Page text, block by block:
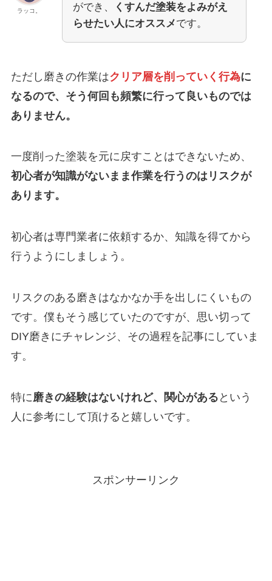
ラッコ。
ができ、
くすんだ塗装をよみがえ
らせたい人にオススメです。
ただし磨きの作業はクリア層を削っていく行為に
なるので、そう何回も頻繁に行って良いものでは
ありません。
一度削った塗装を元に戻すことはできないため、
初心者が知識がないまま作業を行うのはリスクが
あります。
初心者は専門業者に依頼するか、知識を得てから
行うようにしましょう。
リスクのある磨きはなかなか手を出しにくいもの
です。僕もそう感じていたのですが、思い切って
DIY磨きにチャレンジ、その過程を記事にしていま
す。
特に 磨きの経験はないけれど、関心がある という
人に参考にして頂けると嬉しいです。
スポンサーリンク